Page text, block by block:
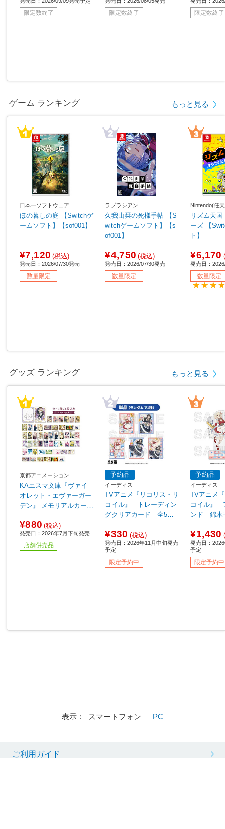
限定数終了 限定数終了 限定数終了
ゲーム ランキング もっと見る
日本一ソフトウェア
ほの暮しの庭 【Switchゲ
ームソフト】【sof001】
¥7,120 (税込)
発売日：2026/07/30発売
数量限定
ラプラシアン
久我山栞の死様手帖 【S
witchゲームソフト】【s
of001】
¥4,750 (税込)
発売日：2026/07/30発売
数量限定
Nintendo(任
リズム天
ーズ 【
ト】
¥6,170
発売日：
数量限定
グッズ ランキング もっと見る
京都アニメーション
KAエスマ文庫『ヴァイ
オレット・エヴァーガー
デン』 メモリアルカード
売】【sof001】
¥880 (税込)
発売日：2026年7月下旬発売
店舗併売品
予約品
イーディス
TVアニメ『リコリス・リ
コイル』 トレーディン
グクリアカード 全5種
メ『リコリス・リコイ
ル』フェア特典対象
¥330 (税込)
発売日：2026年11月中旬発売
予定
限定予約中
予約品
イーディス
TVアニメ
コイル』
ンド 錦木
ル』フェア
¥1,430
発売日：
予定
限定予約中
表示： スマートフォン ｜ PC
ご利用ガイド